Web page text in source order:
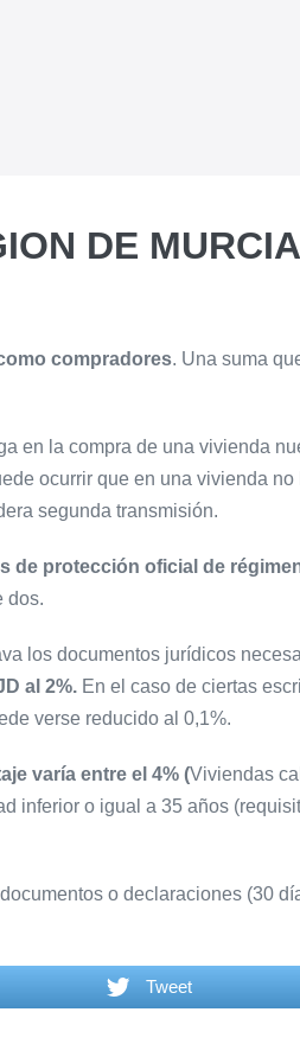
DE MURCIA
compradores. Una suma
en la compra de una vivienda
ocurrir que en una vivienda
segunda transmisión.
de protección oficial de
dos.
los documentos jurídicos
al 2%. En el caso de ciertas
verse reducido al 0,1%.
varía entre el 4% (Viviendas
inferior o igual a 35 años
o declaraciones (30
Tweet